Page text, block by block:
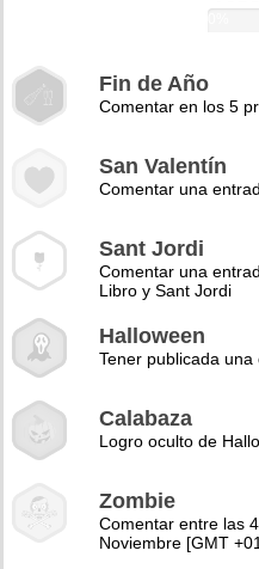
Fin de Año
Comentar en los 5
San Valentín
Comentar una
Sant Jordi
Comentar una
Libro y Sant Jordi
Halloween
Tener publicada
Calabaza
Logro oculto de
Zombie
Comentar entre las
Noviembre [GMT